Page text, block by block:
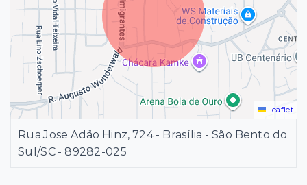
Leaflet
Rua Jose Adão Hinz, 724 - Brasília - São Bento do
Sul/SC - 89282-025